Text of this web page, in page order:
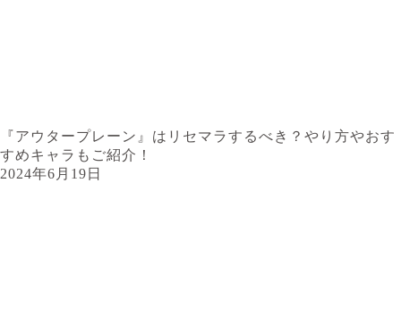
『アウタープレーン』はリセマラするべき？やり方やおす
すめキャラもご紹介！
2024年6月19日